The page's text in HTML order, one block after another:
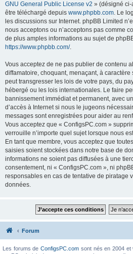
GNU General Public License v2 » (désigné ci-
être téléchargé depuis www.phpbb.com. Le
les discussions sur Internet. phpBB Limited
nous acceptons ou n’acceptons pas comme
de plus amples informations au sujet de
https://www.phpbb.com/.
Vous acceptez de ne pas publier de contenu
diffamatoire, choquant, menaçant, à
peut transgresser les lois de votre pays, du
hébergé ou les lois internationales. Le faire
bannissement immédiat et permanent, avec
d’accès à Internet si nous le jugeons
messages sont enregistrées pour aider au
Vous acceptez que « ConfigsPC.com »
verrouille n’importe quel sujet lorsque nous
En tant que membre, vous acceptez que
saisies soient stockées dans notre base de
informations ne soient pas diffusées à une
consentement, ni « ConfigsPC.com », ni
responsables en cas de tentative de piratage
données.
Forum
Les forums deConfigsPC.com sont nés en 2004 et